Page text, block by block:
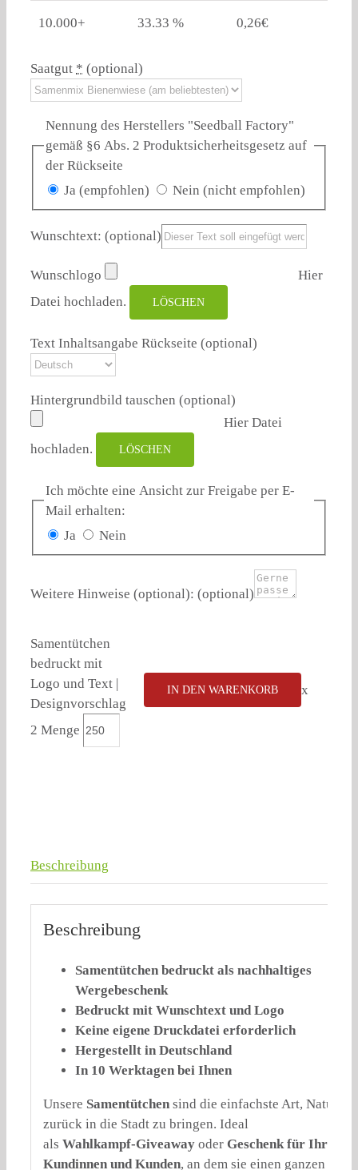
10.000+ 33.33 % 0,26€
Saatgut * (optional)
Nennung des Herstellers "Seedball Factory"
gemäß §6 Abs. 2 Produktsicherheitsgesetz auf
der Rückseite
Ja (empfohlen)
Nein (nicht empfohlen)
Wunschtext: (optional)
Wunschlogo
Hier
Datei hochladen.
LÖSCHEN
Text Inhaltsangabe Rückseite (optional)
Hintergrundbild tauschen (optional)
Hier Datei
hochladen.
LÖSCHEN
Ich möchte eine Ansicht zur Freigabe per E-
Mail erhalten:
Ja
Nein
Weitere Hinweise (optional): (optional)
Samentütchen
bedruckt mit
Logo und Text |
Designvorschlag
2 Menge
IN DEN WARENKORB x
Beschreibung
Beschreibung
Samentütchen bedruckt als nachhaltiges
Wergebeschenk
Bedruckt mit Wunschtext und Logo
Keine eigene Druckdatei erforderlich
Hergestellt in Deutschland
In 10 Werktagen bei Ihnen
Unsere Samentütchensind die einfachste Art, Natur
zurück in die Stadt zu bringen. Ideal
als Wahlkampf-GiveawayoderGeschenk für Ihre
Kundinnen und Kunden, an dem sie einen ganzen